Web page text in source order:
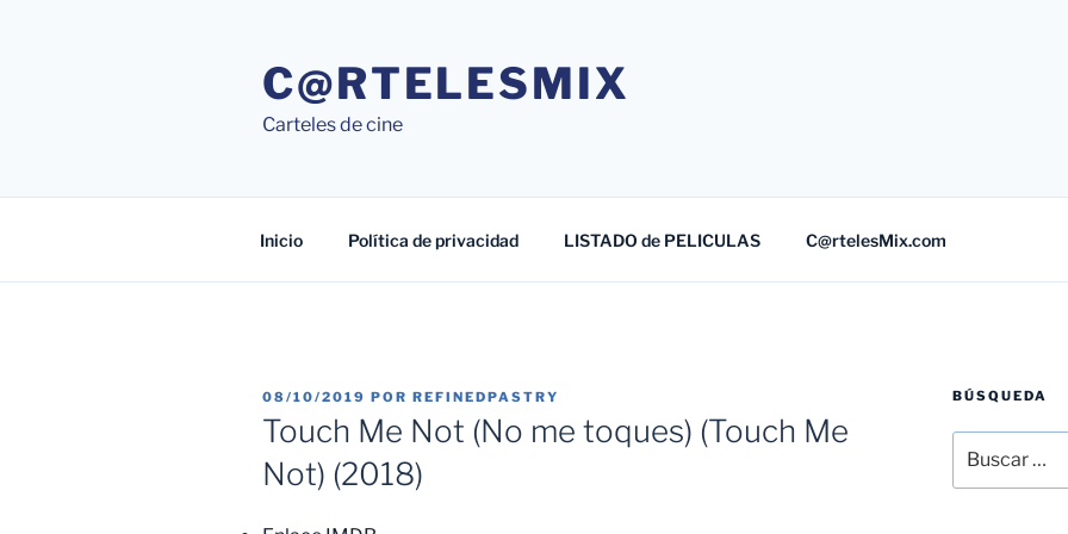
C@RTELESMIX
Carteles de cine
Inicio Política de privacidad LISTADO de PELICULAS C@rtelesMix.com
PUBLICADO
EL
08/10/2019 POR REFINEDPASTRY
Touch Me Not (No me toques) (Touch Me
Not) (2018)
BÚSQUEDA
por: